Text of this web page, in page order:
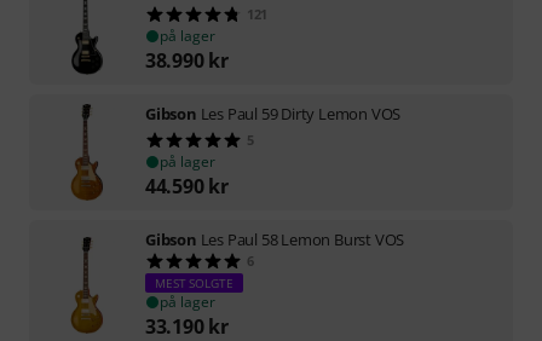
121
på lager
38.990 kr
Gibson Les Paul 59 Dirty Lemon VOS
5
på lager
44.590 kr
Gibson Les Paul 58 Lemon Burst VOS
6
MEST SOLGTE
på lager
33.190 kr